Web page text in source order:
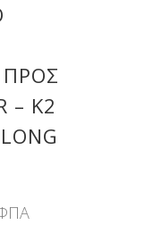
ΠΡΟΣ
– Κ2